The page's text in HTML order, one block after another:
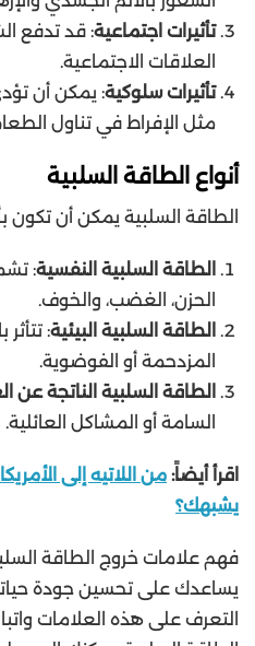
تأثيرات اجتماعية: قد تدفع
العلاقات الاجتماعية.
تأثيرات سلوكية: يمكن أن
مثل الإفراط في تناول
أنواع الطاقة السلبية
الطاقة السلبية يمكن أن تكون
الطاقة السلبية النفسية:
الحزن، الغضب، والخوف.
الطاقة السلبية البيئية:
المزدحمة أو الفوضوية.
الطاقة السلبية الناتجة عن
السامة أو المشاكل العائلية.
اقرأ أيضاً: من اللاتيه إلى
يشبهك؟
فهم علامات خروج الطاقة
يساعدك على تحسين جودة
التعرف على هذه العلامات